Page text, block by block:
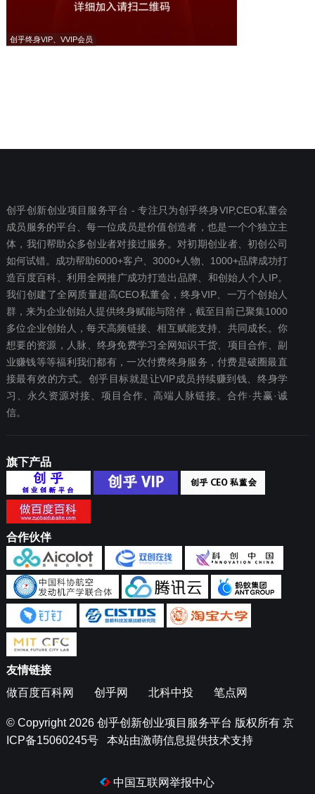
创乎终身VIP、VVIP会员
创乎创新创业项目服务平台 - 专注只为创乎终身VIP,CEO私董会
成员服务的平台、每一位成员是价值创造者，也是一个个独立主
体，我们帮助众多创业者对接过服务。对初期创业者、初创公司
如何试错。成功帮助6000+客户、3000+人物、1000+品牌成功打
造百度百科、利用全网推广成功打造出品牌、和创始人个人IP。
我们创建了全网质量超高CEO私董会，终身VIP、一万个创始人
群，来为企业创始人提供终身赋能与陪伴，截至目前已聚集1000
多位企业创始人，每天高频链接、相互赋能支持、共同成长。你
想要‬的资源，人脉、终身免费学习全网知识干货、项目合作、副
业赚钱等等福利我们都‬有，一次付费终‬身服务，付费是破圈最‬直
接最有效‬的方式。创乎目标就是让VIP成员持续赚到钱、终身学
习、永久资源对接、项目合作、高端人脉链接。合作·共赢·诚
信。
旗下产品
合作伙伴
友情链接
做百度百科网
创乎网 北科中投 笔点网
© Copyright 2026 创乎创新创业项目服务平台 版权所有 京
ICP备15060245号本站由激萌信息提供技术支持
中国互联网举报中心